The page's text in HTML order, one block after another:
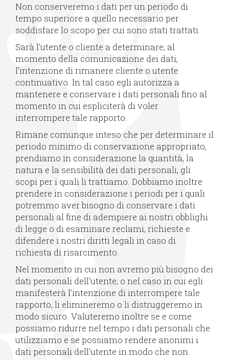
Non conserveremo i dati per un periodo di
tempo superiore a quello necessario per
soddisfare lo scopo per cui sono stati trattati.
Sarà l’utente o cliente a determinare, al
momento della comunicazione dei dati,
l’intenzione di rimanere cliente o utente
continuativo. In tal caso egli autorizza a
mantenere e conservare i dati personali fino al
momento in cui espliciterà di voler
interrompere tale rapporto.
Rimane comunque inteso che per determinare il
periodo minimo di conservazione appropriato,
prendiamo in considerazione la quantità, la
natura e la sensibilità dei dati personali, gli
scopi per i quali li trattiamo. Dobbiamo inoltre
prendere in considerazione i periodi per i quali
potremmo aver bisogno di conservare i dati
personali al fine di adempiere ai nostri obblighi
di legge o di esaminare reclami, richieste e
difendere i nostri diritti legali in caso di
richiesta di risarcimento.
Nel momento in cui non avremo più bisogno dei
dati personali dell'utente, o nel caso in cui egli
manifesterà l’intenzione di interrompere tale
rapporto, li elimineremo o li distruggeremo in
modo sicuro. Valuteremo inoltre se e come
possiamo ridurre nel tempo i dati personali che
utilizziamo e se possiamo rendere anonimi i
dati personali dell'utente in modo che non